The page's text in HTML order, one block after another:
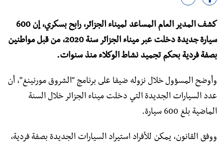
كشف المدير العام المساعد لميناء الجزائر، رابح بسكري، إن 600
سيارة جديدة دخلت عبر ميناء الجزائر سنة 2020، من قبل مواطنين
بصفة فردية بحكم تجميد نشاط الوكلاء منذ سنوات.
وأوضح المسؤول خلال نزوله ضيفا على برنامج “الشروق مورنينغ”، أن
عدد السيارات الجديدة التي دخلت ميناء الجزائر خلال السنة
الماضية بلغ 600 سيارة.
ووفق القانون، يمكن للأفراد استيراد السيارات الجديدة بصفة فردية،